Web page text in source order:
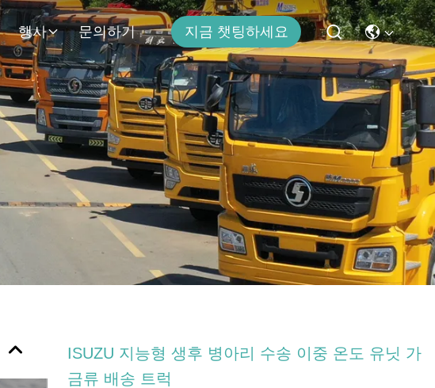
행사 문의하기 지금 챗팅하세요
ISUZU 지능형 생후 병아리 수송 이중 온도 유닛 가
금류 배송 트럭